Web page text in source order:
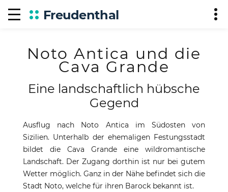
Freudenthal
Noto Antica und die
Cava Grande
Eine landschaftlich hübsche
Gegend
Ausflug nach Noto Antica im Südosten von
Sizilien. Unterhalb der ehemaligen Festungsstadt
bildet die Cava Grande eine wildromantische
Landschaft. Der Zugang dorthin ist nur bei gutem
Wetter möglich. Ganz in der Nähe befindet sich die
Stadt Noto, welche für ihren Barock bekannt ist.